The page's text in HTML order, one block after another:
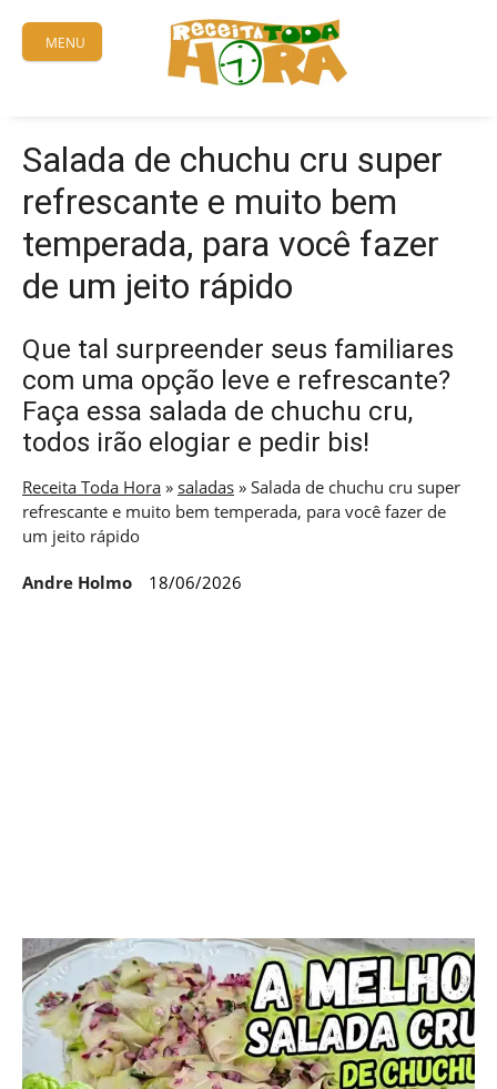
content
MENU
Salada de chuchu cru super
refrescante e muito bem
temperada, para você fazer
de um jeito rápido
Que tal surpreender seus familiares
com uma opção leve e refrescante?
Faça essa salada de chuchu cru,
todos irão elogiar e pedir bis!
Receita Toda Hora » saladas » Salada de chuchu cru super
refrescante e muito bem temperada, para você fazer de
um jeito rápido
Andre Holmo 18/06/2026